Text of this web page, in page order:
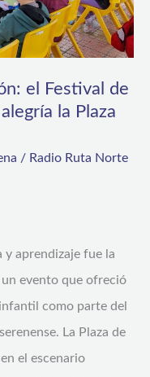
el Festival de
la Plaza
/ Radio Ruta Norte
y aprendizaje fue la
evento que ofreció
como parte del
La Plaza de
el escenario